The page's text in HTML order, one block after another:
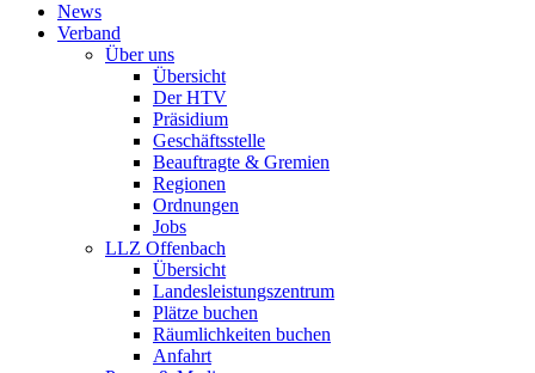
News
Verband
Über uns
Übersicht
Der HTV
Präsidium
Geschäftsstelle
Beauftragte & Gremien
Regionen
Ordnungen
Jobs
LLZ Offenbach
Übersicht
Landesleistungszentrum
Plätze buchen
Räumlichkeiten buchen
Anfahrt